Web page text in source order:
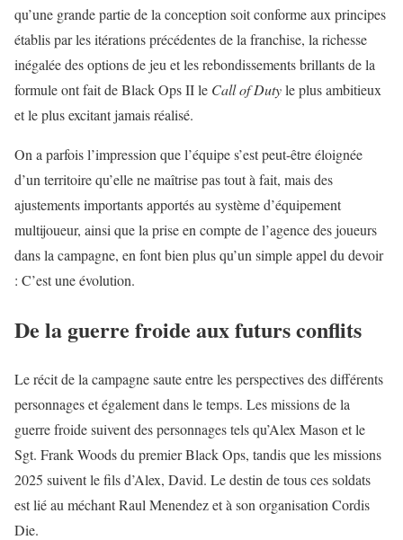
qu’une grande partie de la conception soit conforme aux principes
établis par les itérations précédentes de la franchise, la richesse
inégalée des options de jeu et les rebondissements brillants de la
formule ont fait de Black Ops II le Call of Dutyle plus ambitieux
et le plus excitant jamais réalisé.
On a parfois l’impression que l’équipe s’est peut-être éloignée
d’un territoire qu’elle ne maîtrise pas tout à fait, mais des
ajustements importants apportés au système d’équipement
multijoueur, ainsi que la prise en compte de l’agence des joueurs
dans la campagne, en font bien plus qu’un simple appel du devoir
: C’est une évolution.
De la guerre froide aux futurs conflits
Le récit de la campagne saute entre les perspectives des différents
personnages et également dans le temps. Les missions de la
guerre froide suivent des personnages tels qu’Alex Mason et le
Sgt. Frank Woods du premier Black Ops, tandis que les missions
2025 suivent le fils d’Alex, David. Le destin de tous ces soldats
est lié au méchant Raul Menendez et à son organisation Cordis
Die.